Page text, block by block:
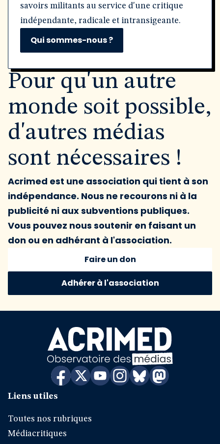
savoirs militants au service d'une critique
indépendante, radicale et intransigeante.
Qui sommes-nous ?
Pour qu'un autre
monde soit possible,
d'autres médias
sont nécessaires !
Acrimed est une association qui tient à son
indépendance. Nous ne recourons ni à la
publicité ni aux subventions publiques.
Vous pouvez nous soutenir en faisant un
don ou en adhérant à l'association.
Faire un don
Adhérer à l'association
Liens utiles
Toutes nos rubriques
Médiacritiques